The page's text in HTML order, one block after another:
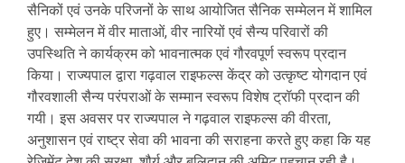
सैनिकों एवं उनके परिजनों के साथ आयोजित सैनिक सम्मेलन में शामिल
हुए। सम्मेलन में वीर माताओं, वीर नारियों एवं सैन्य परिवारों की
उपस्थिति ने कार्यक्रम को भावनात्मक एवं गौरवपूर्ण स्वरूप प्रदान
किया। राज्यपाल द्वारा गढ़वाल राइफल्स केंद्र को उत्कृष्ट योगदान एवं
गौरवशाली सैन्य परंपराओं के सम्मान स्वरूप विशेष ट्रॉफी प्रदान की
गयी। इस अवसर पर राज्यपाल ने गढ़वाल राइफल्स की वीरता,
अनुशासन एवं राष्ट्र सेवा की भावना की सराहना करते हुए कहा कि यह